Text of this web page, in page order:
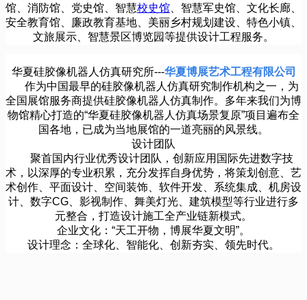
馆、消防馆、党史馆、智慧校史馆 、智慧军史馆、文化长廊、
安全教育馆、廉政教育基地、美丽乡村规划建设、特色小镇、
文旅展示、智慧景区博览园等提供设计工程服务。
华夏硅胶像机器人仿真研究所---华夏博展艺术工程有限公司
作为中国最早的硅胶像机器人仿真研究制作机构之一，为
全国展馆服务商提供硅胶像机器人仿真制作。多年来我们为博
物馆精心打造的“华夏硅胶像机器人仿真场景复原”项目遍布全
国各地，已成为当地展馆的一道亮丽的风景线。
设计团队
聚首国内行业优秀设计团队，创新应用国际先进数字技
术，以深厚的专业积累，充分发挥自身优势，将策划创意、艺
术创作、平面设计、空间装饰、软件开发、系统集成、机房设
计、数字CG、影视制作、舞美灯光、建筑模型等行业进行多
元整合，打造设计施工全产业链新模式。
企业文化：“天工开物，博展华夏文明”。
设计理念：全球化、智能化、创新夯实、领先时代。